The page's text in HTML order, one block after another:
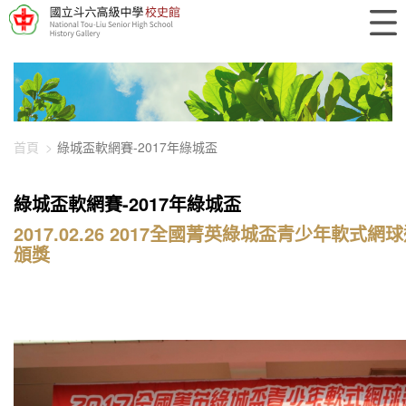
448-2636
首頁 綠城盃軟網賽-2017年綠城盃
綠城盃軟網賽-2017年綠城盃
2017.02.26 2017全國菁英綠城盃青少年軟式網
頒獎